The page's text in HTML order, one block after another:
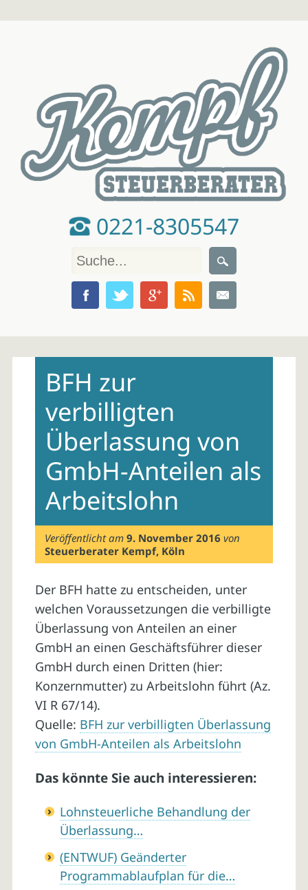
0221-8305547
contentBFH zur
verbilligten
Überlassung von
GmbH-Anteilen als
Arbeitslohn
Veröffentlicht am9. November 2016 von
Steuerberater Kempf, Köln
Der BFH hatte zu entscheiden, unter
welchen Voraussetzungen die verbilligte
Überlassung von Anteilen an einer
GmbH an einen Geschäftsführer dieser
GmbH durch einen Dritten (hier:
Konzernmutter) zu Arbeitslohn führt (Az.
VI R 67/14).
Quelle: BFH zur verbilligten Überlassung
von GmbH-Anteilen als Arbeitslohn
Das könnte Sie auch interessieren:
Lohnsteuerliche Behandlung der
Überlassung…
(ENTWUF) Geänderter
Programmablaufplan für die…